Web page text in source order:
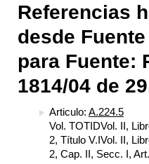
Referencias
desde
para Fuente:
1814/04 de
Articulo: A.224.5
Vol. TOTIDVol. II,
2, Título V.IVol. II,
2, Cap. II, Secc. I,